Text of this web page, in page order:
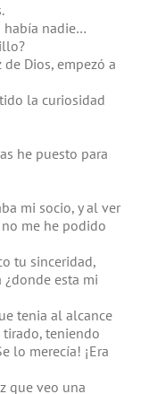
había nadie…
Dios, empezó a
la curiosidad
he puesto para
mi socio, y al ver
me he podido
tu sinceridad,
esta mi
tenia al alcance
teniendo
lo merecía! ¡Era
que veo una